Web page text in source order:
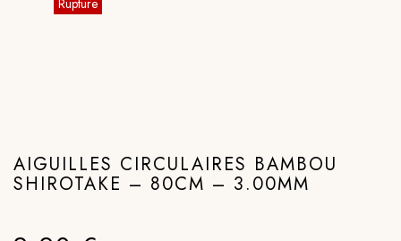
AIGUILLES CIRCULAIRES BAMBOU
SHIROTAKE – 80CM – 3.00MM